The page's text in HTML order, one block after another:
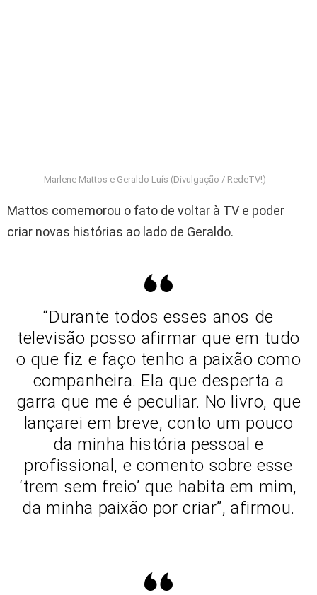
Marlene Mattos e Geraldo Luís (Divulgação / RedeTV!)
Mattos comemorou o fato de voltar à TV e poder
criar novas histórias ao lado de Geraldo.
“Durante todos esses anos de
televisão posso afirmar que em tudo
o que fiz e faço tenho a paixão como
companheira. Ela que desperta a
garra que me é peculiar. No livro, que
lançarei em breve, conto um pouco
da minha história pessoal e
profissional, e comento sobre esse
‘trem sem freio’ que habita em mim,
da minha paixão por criar”, afirmou.